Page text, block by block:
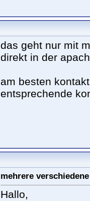
das geht nur mit
direkt in der
am besten
entsprechende
mehrere
Hallo,